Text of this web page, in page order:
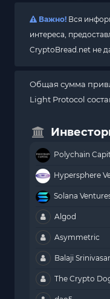
Важно! Вся
интереса,
CryptoBread.net не
Общая сумма
Light Protocol
Polychain
Hypersphere
Solana
Algod
Asymmetric
Balaji
The Crypto